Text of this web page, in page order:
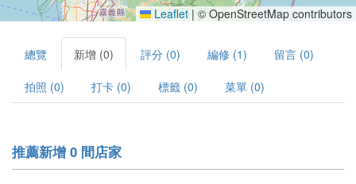
Leaflet |© OpenStreetMap contributors
總覽 新增 (0) 評分 (0) 編修 (1) 留言 (0)
拍照 (0) 打卡 (0) 標籤 (0) 菜單 (0)
推薦新增 0 間店家